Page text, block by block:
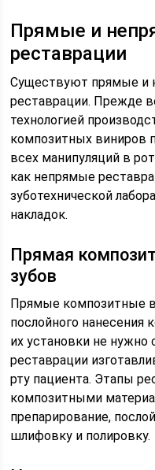
Прямые и
реставрации
Существуют прямые и
реставрации. Прежде
технологией
композитных виниров
всех манипуляций в
как непрямые
зуботехнической
накладок.
Прямая
зубов
Прямые композитные
послойного нанесения
их установки не нужно
реставрации
рту пациента. Этапы
композитными
препарирование,
шлифовку и полировку.